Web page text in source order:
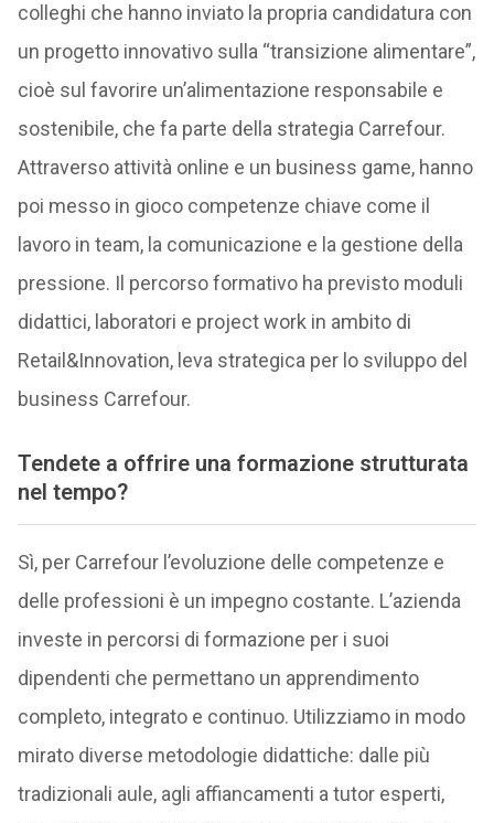
colleghi che hanno inviato la propria candidatura con
un progetto innovativo sulla “transizione alimentare”,
cioè sul favorire un’alimentazione responsabile e
sostenibile, che fa parte della strategia Carrefour.
Attraverso attività online e un business game, hanno
poi messo in gioco competenze chiave come il
lavoro in team, la comunicazione e la gestione della
pressione. Il percorso formativo ha previsto moduli
didattici, laboratori e project work in ambito di
Retail&Innovation, leva strategica per lo sviluppo del
business Carrefour.
Tendete a offrire una formazione strutturata
nel tempo?
Sì, per Carrefour l’evoluzione delle competenze e
delle professioni è un impegno costante. L’azienda
investe in percorsi di formazione per i suoi
dipendenti che permettano un apprendimento
completo, integrato e continuo. Utilizziamo in modo
mirato diverse metodologie didattiche: dalle più
tradizionali aule, agli affiancamenti a tutor esperti,